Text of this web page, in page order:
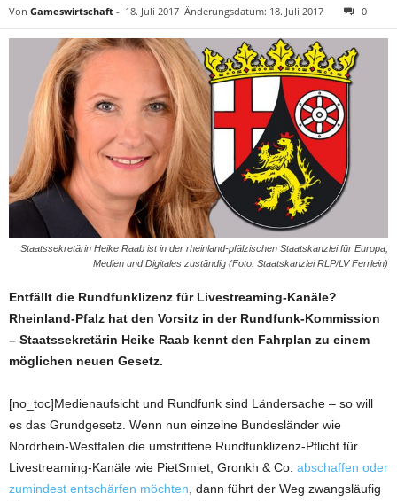
Von Gameswirtschaft - 18. Juli 2017 Änderungsdatum: 18. Juli 2017 0
Staatssekretärin Heike Raab ist in der rheinland-pfälzischen Staatskanzlei für Europa,
Medien und Digitales zuständig (Foto: Staatskanzlei RLP/LV Ferrlein)
Entfällt die Rundfunklizenz für Livestreaming-Kanäle?
Rheinland-Pfalz hat den Vorsitz in der Rundfunk-Kommission
– Staatssekretärin Heike Raab kennt den Fahrplan zu einem
möglichen neuen Gesetz.
[no_toc]Medienaufsicht und Rundfunk sind Ländersache – so will
es das Grundgesetz. Wenn nun einzelne Bundesländer wie
Nordrhein-Westfalen die umstrittene Rundfunklizenz-Pflicht für
Livestreaming-Kanäle wie PietSmiet, Gronkh & Co. abschaffen oder
zumindest entschärfen möchten , dann führt der Weg zwangsläufig